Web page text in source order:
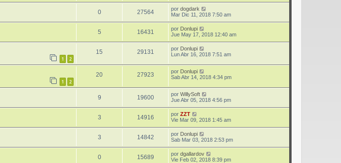
0 27564 por dogdark
Mar Dic 11, 2018 7:50 am
5 16431 por Donlupi
Jue May 17, 2018 12:40 am
1 2
15 29131 por Donlupi
Lun Abr 16, 2018 7:51 am
1 2
20 27923 por Donlupi
Sab Abr 14, 2018 4:34 pm
9 19600 por WillySoft
Jue Abr 05, 2018 4:56 pm
3 14916 por ZZT
Vie Mar 09, 2018 1:45 am
3 14842 por Donlupi
Sab Mar 03, 2018 2:53 pm
0 15689 por dgallardov
Vie Feb 02, 2018 8:39 pm